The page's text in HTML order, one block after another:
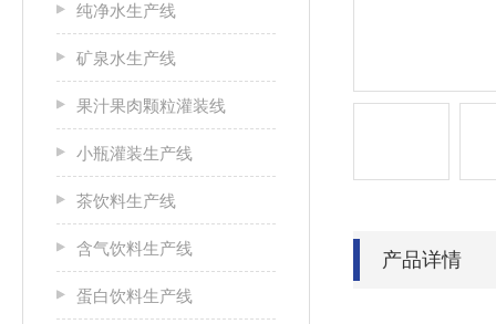
纯净水生产线
矿泉水生产线
果汁果肉颗粒灌装线
小瓶灌装生产线
茶饮料生产线
含气饮料生产线
蛋白饮料生产线
产品详情